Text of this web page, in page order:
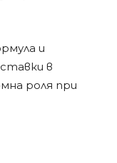
и
в
роля при